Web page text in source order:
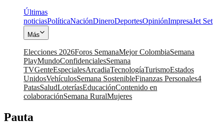
Últimas
noticiasPolíticaNaciónDineroDeportesOpiniónImpresaJet Set
Más
Elecciones 2026Foros SemanaMejor ColombiaSemana
PlayMundoConfidencialesSemana
TVGenteEspecialesArcadiaTecnologíaTurismoEstados
UnidosVehículosSemana SostenibleFinanzas Personales4
PatasSaludLoteríasEducaciónContenido en
colaboraciónSemana RuralMujeres
Pauta